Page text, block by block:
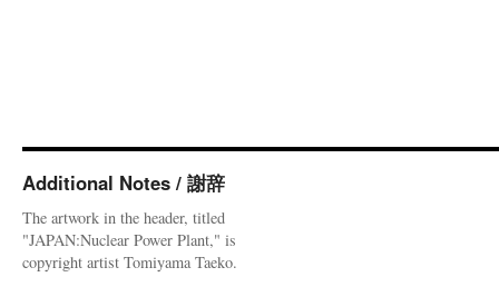
Additional Notes / 謝辞
The artwork in the header, titled
"JAPAN:Nuclear Power Plant," is
copyright artist Tomiyama Taeko.